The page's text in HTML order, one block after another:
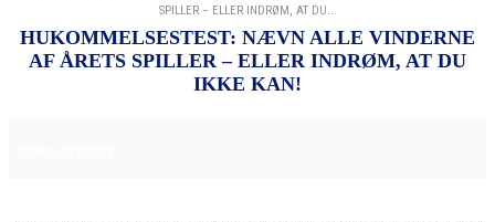
SPILLER – ELLER INDRØM, AT DU...
HUKOMMELSESTEST: NÆVN ALLE VINDERNE
AF ÅRETS SPILLER – ELLER INDRØM, AT DU
IKKE KAN!